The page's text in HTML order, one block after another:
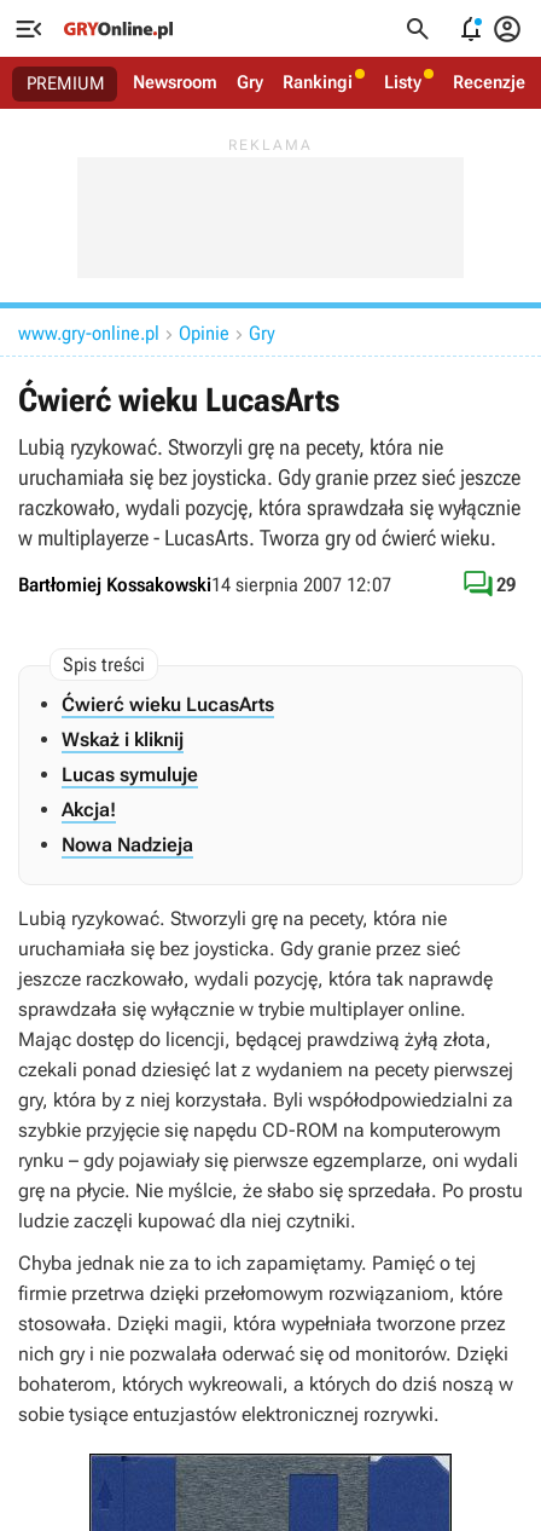
   
PREMIUM Newsroom Gry Rankingi Listy Recenzje
www.gry-online.pl  Opinie  Gry
Ćwierć wieku LucasArts
Lubią ryzykować. Stworzyli grę na pecety, która nie
uruchamiała się bez joysticka. Gdy granie przez sieć jeszcze
raczkowało, wydali pozycję, która sprawdzała się wyłącznie
w multiplayerze - LucasArts. Tworza gry od ćwierć wieku.
Bartłomiej Kossakowski14 sierpnia 2007 12:07 29
Ćwierć wieku LucasArts
Wskaż i kliknij
Lucas symuluje
Akcja!
Nowa Nadzieja
Lubią ryzykować. Stworzyli grę na pecety, która nie
uruchamiała się bez joysticka. Gdy granie przez sieć
jeszcze raczkowało, wydali pozycję, która tak naprawdę
sprawdzała się wyłącznie w trybie multiplayer online.
Mając dostęp do licencji, będącej prawdziwą żyłą złota,
czekali ponad dziesięć lat z wydaniem na pecety pierwszej
gry, która by z niej korzystała. Byli współodpowiedzialni za
szybkie przyjęcie się napędu CD-ROM na komputerowym
rynku – gdy pojawiały się pierwsze egzemplarze, oni wydali
grę na płycie. Nie myślcie, że słabo się sprzedała. Po prostu
ludzie zaczęli kupować dla niej czytniki.
Chyba jednak nie za to ich zapamiętamy. Pamięć o tej
firmie przetrwa dzięki przełomowym rozwiązaniom, które
stosowała. Dzięki magii, która wypełniała tworzone przez
nich gry i nie pozwalała oderwać się od monitorów. Dzięki
bohaterom, których wykreowali, a których do dziś noszą w
sobie tysiące entuzjastów elektronicznej rozrywki.